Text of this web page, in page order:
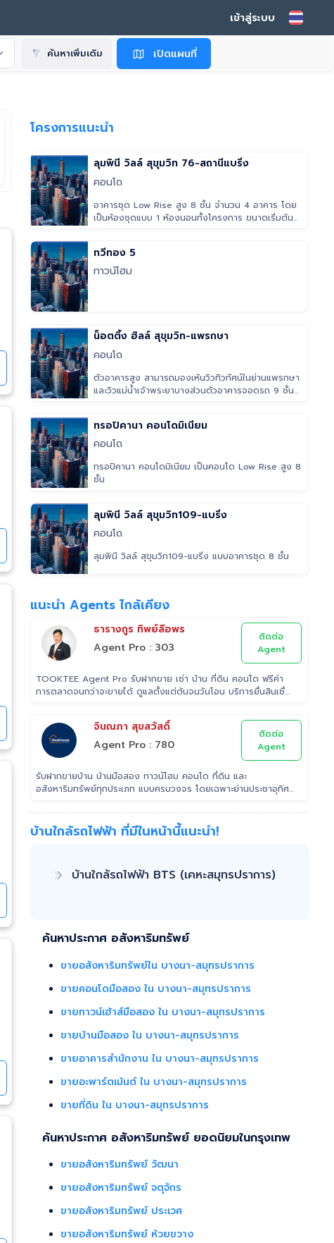
เข้าสู่ระบบ
ค้นหาเพิ่มเติม เปิดแผนที่
โครงการแนะนำ
ลุมพินี วิลล์ สุขุมวิท 76-สถานีแบริ่ง
คอนโด
อาคารชุด Low Rise สูง 8 ชั้น จำนวน 4 อาคาร โดย
เป็นห้องชุดแบบ 1 ห้องนอนทั้งโครงการ ขนาดเริ่มต้นที่
ทวีทอง 5
ทาวน์โฮม
น็อตติ้ง ฮิลล์ สุขุมวิท-แพรกษา
คอนโด
ตัวอาคารสูง สามารถมองเห้นวิวทิวทัศน์ในย่านแพรกษา
และวิวแม่น้ำเจ้าพระยาบางส่วนตัวอาคารจอดรถ 9 ชั้น
ทรอปิคานา คอนโดมิเนียม
คอนโด
ทรอปิคานา คอนโดมิเนียม เป็นคอนโด Low Rise สูง 8
ชั้น
ลุมพินี วิลล์ สุขุมวิท109-แบริ่ง
คอนโด
ลุมพินี วิลล์ สุขุมวิท109-แบริ่ง แบบอาคารชุด 8 ชั้น
แนะนำ Agents ไกล้เคียง
ธารางกูร ทิพย์ลือพร
Agent Pro : 303
ติดต่อ
Agent
TOOKTEE Agent Pro รับฝากขาย เช่า บ้าน ที่ดิน คอนโด ฟรีค่า
การตลาดจนกว่าจะขายได้ ดูแลตั้งแต่ต้นจนวันโอน บริการยื่นสินเชื่อ
จินณภา สุขสวัสดิ์
Agent Pro : 780
ติดต่อ
Agent
รับฝากขายบ้าน บ้านมือสอง ทาวน์โฮม คอนโด ที่ดิน และ
อสังหาริมทรัพย์ทุกประเภท แบบครบวงจร โดยเฉพาะย่านประชาอุทิศ
ขายบ้านได้อย่างรวดเร็ว เรา เอาใจใส่ ดูแล ลูกค้าในทุกขั้นตอน
ติดต่อ 022953905 Line: @Tooktee
บ้านใกล้รถไฟฟ้า ที่มีในหน้านี้แนะนำ!
บ้านใกล้รถไฟฟ้า BTS (เคหะสมุทรปราการ)
ค้นหาประกาศ อสังหาริมทรัพย์
ขายอสังหาริมทรัพย์ใน บางนา-สมุทรปราการ
ขายคอนโดมือสอง ใน บางนา-สมุทรปราการ
ขายทาวน์เฮ้าส์มือสอง ใน บางนา-สมุทรปราการ
ขายบ้านมือสอง ใน บางนา-สมุทรปราการ
ขายอาคารสำนักงาน ใน บางนา-สมุทรปราการ
ขายอะพาร์ตเม้นต์ ใน บางนา-สมุทรปราการ
ขายที่ดิน ใน บางนา-สมุทรปราการ
ค้นหาประกาศ อสังหาริมทรัพย์ ยอดนิยมในกรุงเทพ
ขายอสังหาริมทรัพย์ วัฒนา
ขายอสังหาริมทรัพย์ จตุจักร
ขายอสังหาริมทรัพย์ ประเวศ
ขายอสังหาริมทรัพย์ ห้วยขวาง